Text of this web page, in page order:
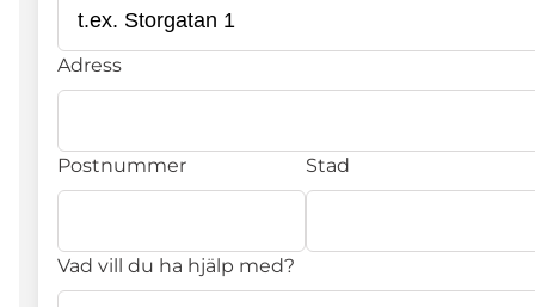
Adress
Postnummer Stad
Vad vill du ha hjälp med?